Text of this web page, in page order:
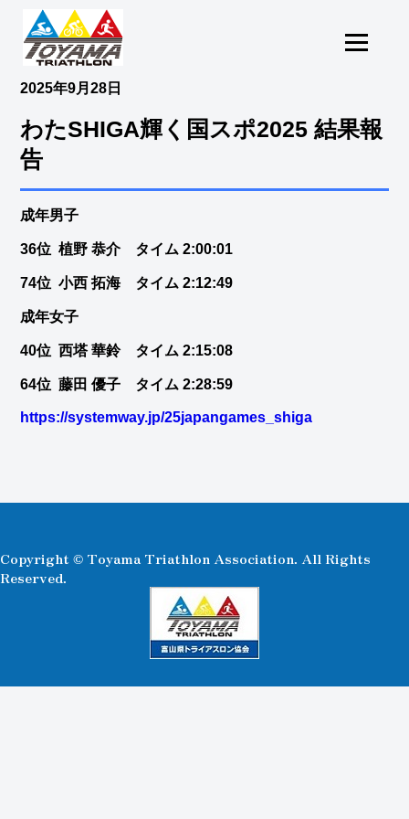
2025年9月28日
わたSHIGA輝く国スポ2025 結果報
告
成年男子
36位 植野 恭介 タイム 2:00:01
74位 小西 拓海 タイム 2:12:49
成年女子
40位 西塔 華鈴 タイム 2:15:08
64位 藤田 優子 タイム 2:28:59
https://systemway.jp/25japangames_shiga
Copyright © Toyama Triathlon Association. All Rights
Reserved.